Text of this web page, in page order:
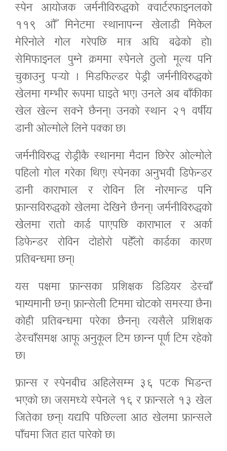
स्पेन आयोजक जर्मनीविरुद्धको क्वार्टरफाइनलको
११९ औँ मिनेटमा स्थानापन्न खेलाडी मिकेल
मेरिनोले गोल गरेपछि मात्र अघि बढेको हो।
सेमिफाइनल पुग्ने क्रममा स्पेनले ठुलो मूल्य पनि
चुकाउनु पर्‍यो । मिडफिल्डर पेड्री जर्मनीविरुद्धको
खेलमा गम्भीर रूपमा घाइते भए। उनले अब बाँकीका
खेल खेल्न सक्ने छैनन्। उनको स्थान २१ वर्षीय
डानी ओल्मोले लिने पक्का छ।
जर्मनीविरुद्ध रोड्रीकै स्थानमा मैदान छिरेर ओल्मोले
पहिलो गोल गरेका थिए। स्पेनका अनुभवी डिफेन्डर
डानी काराभाल र रोविन लि नोरमान्ड पनि
फ्रान्सविरुद्धको खेलमा देखिने छैनन्। जर्मनीविरुद्धको
खेलमा रातो कार्ड पाएपछि काराभाल र अर्का
डिफेन्डर रोविन दोहोरो पहेँलो कार्डका कारण
प्रतिबन्धमा छन्।
यस पक्षमा फ्रान्सका प्रशिक्षक डिडियर डेस्चाँ
भाग्यमानी छन्। फ्रान्सेली टिममा चोटको समस्या छैन।
कोही प्रतिबन्धमा परेका छैनन्। त्यसैले प्रशिक्षक
डेस्चाँसमक्ष आफू अनुकूल टिम छान्न पूर्ण टिम रहेको
छ।
फ्रान्स र स्पेनबीच अहिलेसम्म ३६ पटक भिडन्त
भएको छ। जसमध्ये स्पेनले १६ र फ्रान्सले १३ खेल
जितेका छन्। यद्यपि पछिल्ला आठ खेलमा फ्रान्सले
पाँचमा जित हात पारेको छ।